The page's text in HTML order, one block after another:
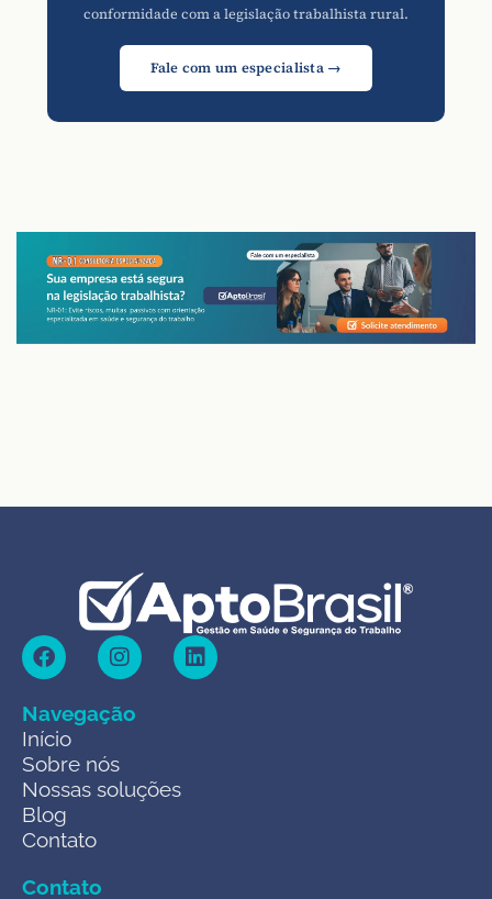
conformidade com a legislação trabalhista rural.
Fale com um especialista →
Navegação
Início
Sobre nós
Nossas soluções
Blog
Contato
Contato